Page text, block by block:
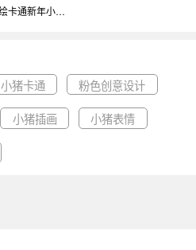
水彩手绘卡通新年小猪二维码背景
小猪卡通 粉色创意设计
小猪插画 小猪表情